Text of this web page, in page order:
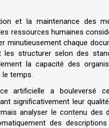
et la maintenance des
ressources humaines
minutieusement chaque
structurer selon des
la capacité des
le temps.
artificielle a bouleversé
significativement leur
analyser le contenu
des